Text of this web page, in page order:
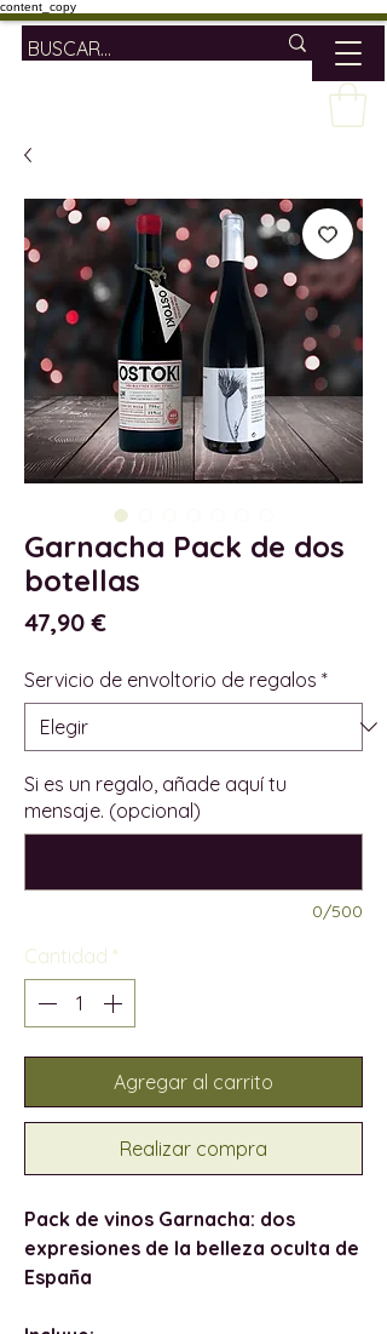
content_copy
Garnacha Pack de dos
botellas
47,90 €Precio
Servicio de envoltorio de regalos *
Si es un regalo, añade aquí tu
mensaje. (opcional)
0/500
Cantidad *
Agregar al carrito
Realizar compra
Pack de vinos Garnacha: dos
expresiones de la belleza oculta de
España